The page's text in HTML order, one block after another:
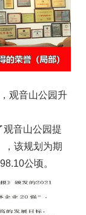
观音山公园升
观音山公园提
，该规划为期
公顷。